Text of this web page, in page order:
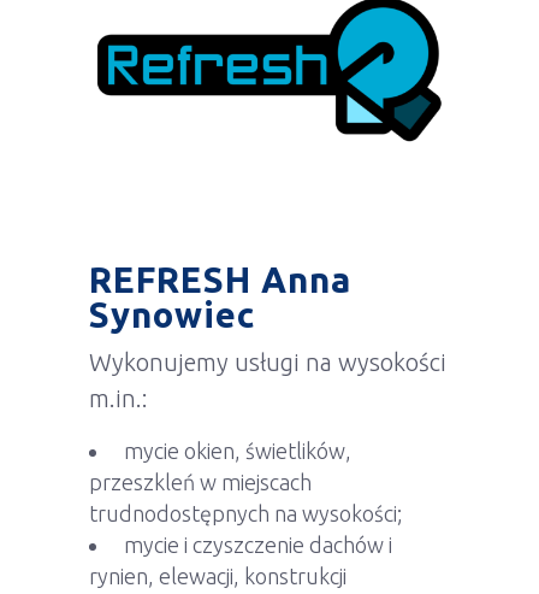
REFRESH Anna
Synowiec
Wykonujemy usługi na wysokości
m.in.:
mycie okien, świetlików,
przeszkleń w miejscach
trudnodostępnych na wysokości;
mycie i czyszczenie dachów i
rynien, elewacji, konstrukcji